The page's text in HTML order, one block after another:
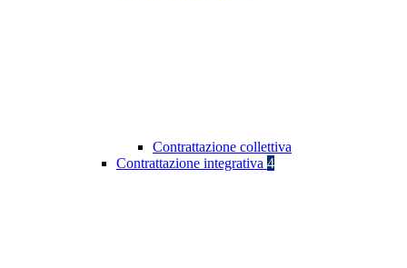
Contrattazione collettiva
Contrattazione integrativa 4